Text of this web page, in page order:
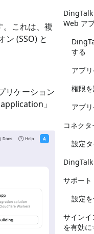
これは、複
(SSO) と
リケーション
」
Web ア
する
アプ
権限
アプ
コネク
設定
サポート
設定
サイン
を有効に